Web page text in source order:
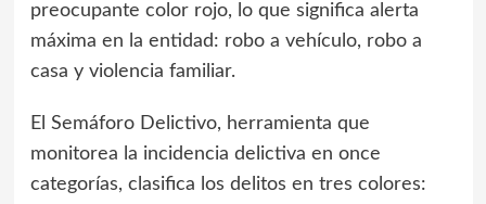
preocupante color rojo, lo que significa alerta
máxima en la entidad: robo a vehículo, robo a
casa y violencia familiar.
El Semáforo Delictivo, herramienta que
monitorea la incidencia delictiva en once
categorías, clasifica los delitos en tres colores: